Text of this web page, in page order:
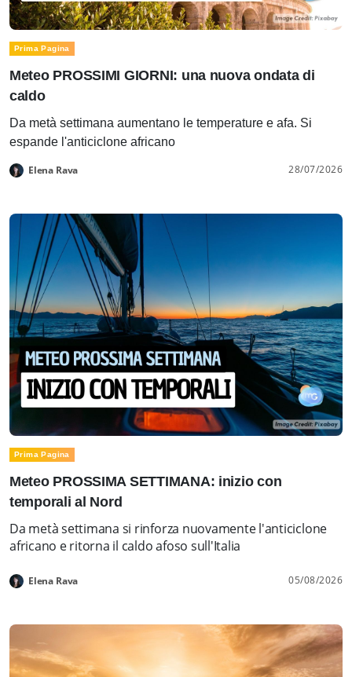
Prima Pagina
Meteo PROSSIMI GIORNI: una nuova ondata di
caldo
Da metà settimana aumentano le temperature e afa. Si
espande l'anticiclone africano
Elena Rava 28/07/2026
Prima Pagina
Meteo PROSSIMA SETTIMANA: inizio con
temporali al Nord
Da metà settimana si rinforza nuovamente l'anticiclone
africano e ritorna il caldo afoso sull'Italia
Elena Rava 05/08/2026